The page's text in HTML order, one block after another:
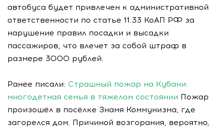
автобуса будет привлечен к административной
ответственности по статье 11.33 КоАП РФ за
нарушение правил посадки и высадки
пассажиров, что влечет за собой штраф в
размере 3000 рублей.
Ранее писали: Страшный пожар на Кубани:
многодетная семья в тяжелом состоянии Пожар
произошёл в посёлке Знамя Коммунизма, где
загорелся дом. Причиной возгорания, вероятно,